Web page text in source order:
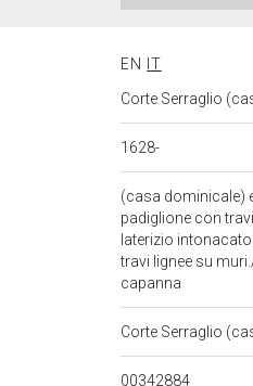
EN
IT
Corte Serraglio
1628-
(casa dominicale)
padiglione con
laterizio
travi lignee su
capanna
Corte Serraglio
00342884